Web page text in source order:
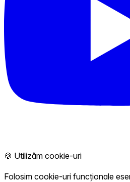
🍪 Utilizăm cookie-uri
Folosim cookie-uri funcționale